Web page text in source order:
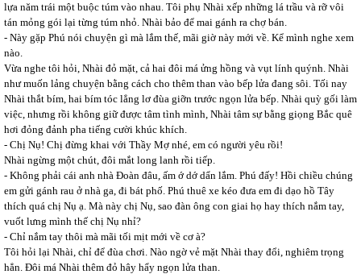
lựa năm trái một buộc túm vào nhau. Tôi phụ Nhài xếp những lá trầu và rỡ vôi
tán mỏng gói lại từng túm nhỏ. Nhài bảo để mai gánh ra chợ bán.
- Này gặp Phú nói chuyện gì mà lắm thế, mãi giờ này mới về. Kể mình nghe xem
nào.
Vừa nghe tôi hỏi, Nhài đỏ mặt, cả hai đôi má ửng hồng và vụt lính quýnh. Nhài
như muốn lảng chuyện bằng cách cho thêm than vào bếp lửa đang sôi. Tối nay
Nhài thắt bím, hai bím tóc lẳng lơ đùa giỡn trước ngọn lửa bếp. Nhài quỳ gối làm
việc, nhưng rồi không giữ được tâm tình mình, Nhài tâm sự bằng giọng Bắc quê
hơi đỏng đảnh pha tiếng cười khúc khích.
- Chị Nụ! Chị đừng khai với Thầy Mợ nhé, em có người yêu rồi!
Nhài ngừng một chút, đôi mắt long lanh rồi tiếp.
- Không phải cái anh nhà Đoàn đâu, ấm ớ dớ dẩn lắm. Phú đấy! Hồi chiều chúng
em gửi gánh rau ở nhà ga, đi bát phố. Phú thuê xe kéo đưa em đi dạo hồ Tây
thích quá chị Nụ ạ. Mà này chị Nụ, sao đàn ông con giai họ hay thích nắm tay,
vuốt lưng mình thế chị Nụ nhỉ?
- Chỉ nắm tay thôi mà mãi tối mịt mới về cơ à?
Tôi hỏi lại Nhài, chỉ để đùa chơi. Nào ngờ vẻ mặt Nhài thay đổi, nghiêm trọng
hẳn. Đôi má Nhài thêm đỏ hây hẩy ngọn lửa than.